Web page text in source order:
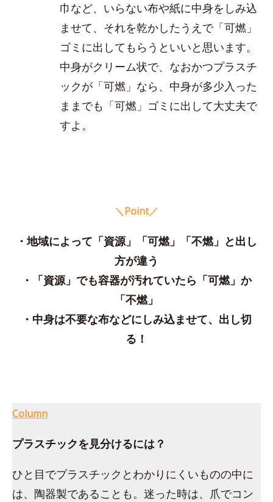
巾など、いらない布や紙に中身をしみ込
ませて、それを乾かしたうえで「可燃」
ゴミに出してもらうといいと思います。
中身がクリーム状で、なおかつプラスチ
ックが「可燃」なら、中身が多少入った
ままでも「可燃」ゴミに出して大丈夫で
すよ。
＼Point／
・地域によって「資源」「可燃」「不燃」と出し
方が違う
・「資源」でも容器が汚れていたら「可燃」か
「不燃」
・中身は不要な布などにしみ込ませて、出し切
る！
Column
プラスチックを見分けるには？
ひと目でプラスチックとわかりにくいものの中に
は、陶器製であることも。迷った時は、爪でコン